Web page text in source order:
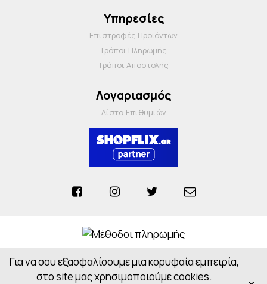
Υπηρεσίες
Επιστροφές Προϊόντων
Τρόποι Πληρωμής
Τρόποι Αποστολής
Λογαριασμός
Λίστα Επιθυμιών
Anosiapharmacy © 2026 - All Rights Reserved
Powered byCloudOn
Για να σου εξασφαλίσουμε μια κορυφαία εμπειρία,
στο site μας χρησιμοποιούμε cookies.